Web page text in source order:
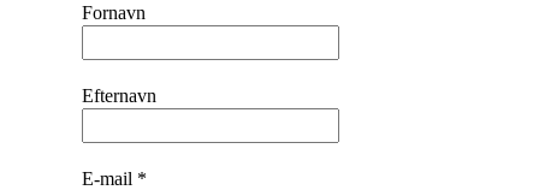
Fornavn
Efternavn
E-mail *